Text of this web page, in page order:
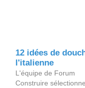
12 idées de
l'italienne
L'équipe de Forum
Construire